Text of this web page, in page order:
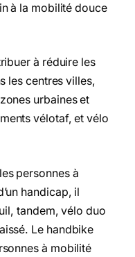
à la mobilité douce
à réduire les
les centres villes,
urbaines et
vélotaf, et vélo
personnes à
handicap, il
tandem, vélo duo
Le handbike
à mobilité